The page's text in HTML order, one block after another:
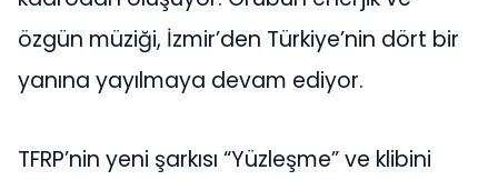
özgün müziği, İzmir’den Türkiye’nin dört bir
yanına yayılmaya devam ediyor.
TFRP’nin yeni şarkısı “Yüzleşme” ve klibini